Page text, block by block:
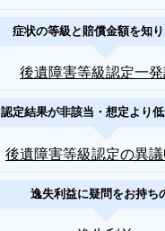
症状の等級と賠償金額を知
後遺障害等級認定一
認定結果が非該当・想定より
後遺障害等級認定の異
逸失利益に疑問をお持ち